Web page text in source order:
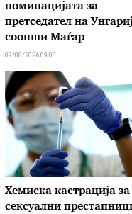
номинацијата за
претседател на
соопши Маѓар
09/08/2026 09:08
Хемиска кастрација за
сексуални